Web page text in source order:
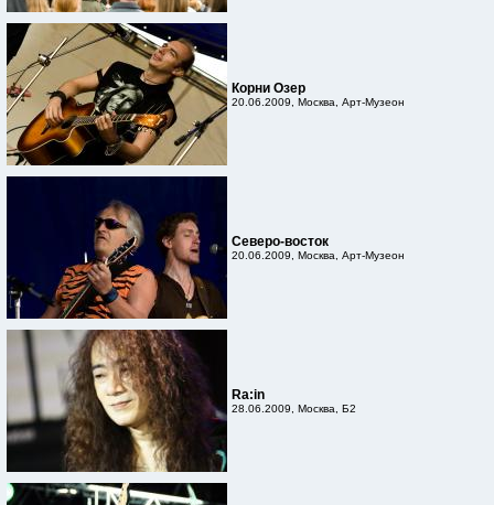
Корни Озер
20.06.2009, Москва, Арт-Музеон
Северо-восток
20.06.2009, Москва, Арт-Музеон
Ra:in
28.06.2009, Москва, Б2